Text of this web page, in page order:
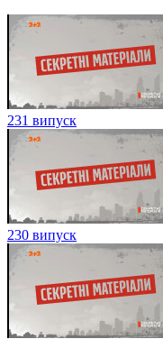
231 випуск
230 випуск